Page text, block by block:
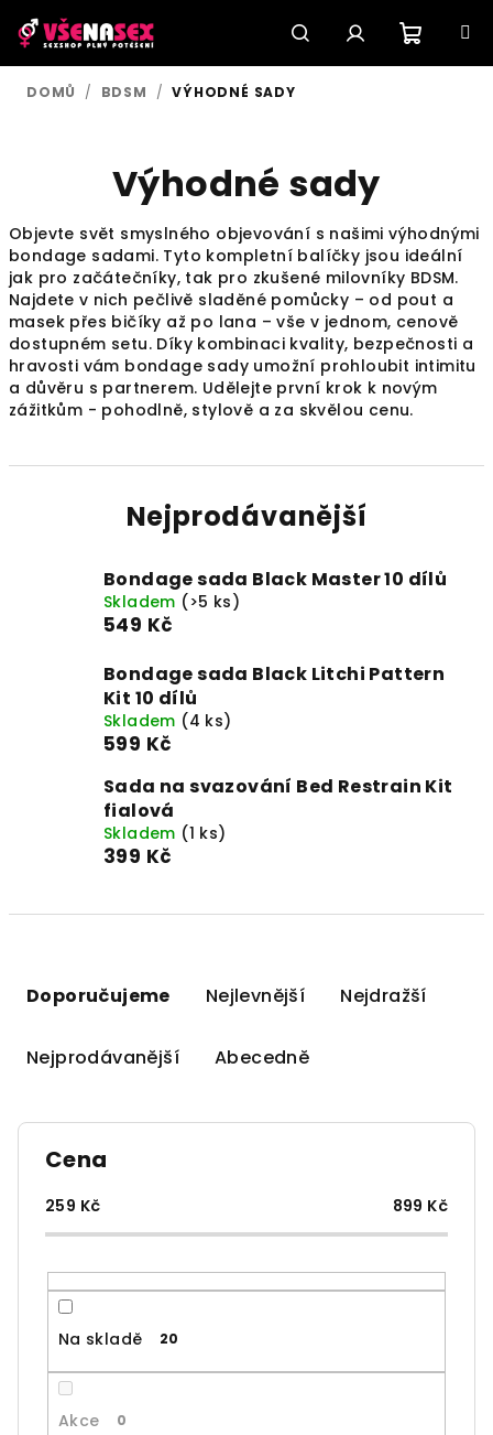
na
obsah
HledatPřihlášení
DOMŮ / BDSM / VÝHODNÉ SADY
Výhodné sady
Objevte svět smyslného objevování s našimi výhodnými
bondage sadami. Tyto kompletní balíčky jsou ideální
jak pro začátečníky, tak pro zkušené milovníky BDSM.
Najdete v nich pečlivě sladěné pomůcky – od pout a
masek přes bičíky až po lana – vše v jednom, cenově
dostupném setu. Díky kombinaci kvality, bezpečnosti a
hravosti vám bondage sady umožní prohloubit intimitu
a důvěru s partnerem. Udělejte první krok k novým
zážitkům - pohodlně, stylově a za skvělou cenu.
Nejprodávanější
Bondage sada Black Master 10 dílů
Skladem (>5 ks)
549 Kč
Bondage sada Black Litchi Pattern
Kit 10 dílů
Skladem (4 ks)
599 Kč
Sada na svazování Bed Restrain Kit
fialová
Skladem (1 ks)
399 Kč
Doporučujeme Nejlevnější Nejdražší
Nejprodávanější Abecedně
Cena
259 Kč 899 Kč
Na skladě 20
Akce 0